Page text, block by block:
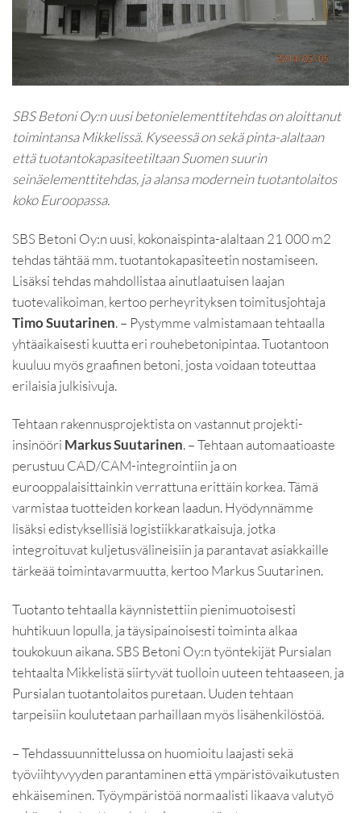
SBS Betoni Oy:n uusi betonielementtitehdas on aloittanut
toimintansa Mikkelissä. Kyseessä on sekä pinta-alaltaan
että tuotantokapasiteetiltaan Suomen suurin
seinäelementtitehdas, ja alansa modernein tuotantolaitos
koko Euroopassa.
SBS Betoni Oy:n uusi, kokonaispinta-alaltaan 21 000 m2
tehdas tähtää mm. tuotantokapasiteetin nostamiseen.
Lisäksi tehdas mahdollistaa ainutlaatuisen laajan
tuotevalikoiman, kertoo perheyrityksen toimitusjohtaja
Timo Suutarinen. – Pystymme valmistamaan tehtaalla
yhtäaikaisesti kuutta eri rouhebetonipintaa. Tuotantoon
kuuluu myös graafinen betoni, josta voidaan toteuttaa
erilaisia julkisivuja.
Tehtaan rakennusprojektista on vastannut projekti-
insinööri Markus Suutarinen. – Tehtaan automaatioaste
perustuu CAD/CAM-integrointiin ja on
eurooppalaisittainkin verrattuna erittäin korkea. Tämä
varmistaa tuotteiden korkean laadun. Hyödynnämme
lisäksi edistyksellisiä logistiikkaratkaisuja, jotka
integroituvat kuljetusvälineisiin ja parantavat asiakkaille
tärkeää toimintavarmuutta, kertoo Markus Suutarinen.
Tuotanto tehtaalla käynnistettiin pienimuotoisesti
huhtikuun lopulla, ja täysipainoisesti toiminta alkaa
toukokuun aikana. SBS Betoni Oy:n työntekijät Pursialan
tehtaalta Mikkelistä siirtyvät tuolloin uuteen tehtaaseen, ja
Pursialan tuotantolaitos puretaan. Uuden tehtaan
tarpeisiin koulutetaan parhaillaan myös lisähenkilöstöä.
– Tehdassuunnittelussa on huomioitu laajasti sekä
työviihtyvyyden parantaminen että ympäristövaikutusten
ehkäiseminen. Työympäristöä normaalisti likaava valutyö